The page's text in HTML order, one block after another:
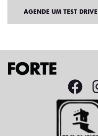
AGENDE UM TEST DRIVE